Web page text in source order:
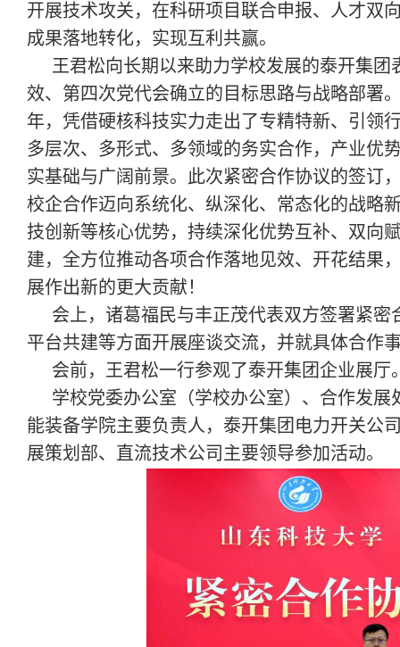
开展技术攻关，在科研项目联合申报、人才双
成果落地转化，实现互利共赢。
王君松向长期以来助力学校发展的泰开集
效、第四次党代会确立的目标思路与战略部署
年，凭借硬核科技实力走出了专精特新、引领
多层次、多形式、多领域的务实合作，产业优
实基础与广阔前景。此次紧密合作协议的签订
校企合作迈向系统化、纵深化、常态化的战略
技创新等核心优势，持续深化优势互补、双向
建，全方位推动各项合作落地见效、开花结果
展作出新的更大贡献！
会上，诸葛福民与丰正茂代表双方签署紧
平台共建等方面开展座谈交流，并就具体合作
会前，王君松一行参观了泰开集团企业展厅
学校党委办公室（学校办公室）、合作发
能装备学院主要负责人，泰开集团电力开关公
展策划部、直流技术公司主要领导参加活动。